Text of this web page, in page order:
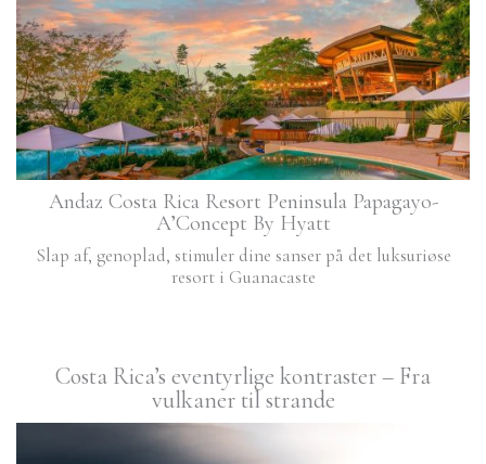
Andaz Costa Rica Resort Peninsula Papagayo-
A’Concept By Hyatt
Slap af, genoplad, stimuler dine sanser på det luksuriøse
resort i Guanacaste
Costa Rica’s eventyrlige kontraster – Fra
vulkaner til strande